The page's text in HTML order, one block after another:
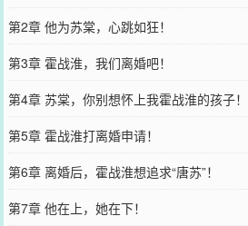
第2章 他为苏棠，心跳如狂！
第3章 霍战淮，我们离婚吧！
第4章 苏棠，你别想怀上我霍战淮的孩子！
第5章 霍战淮打离婚申请！
第6章 离婚后，霍战淮想追求“唐苏”！
第7章 他在上，她在下！